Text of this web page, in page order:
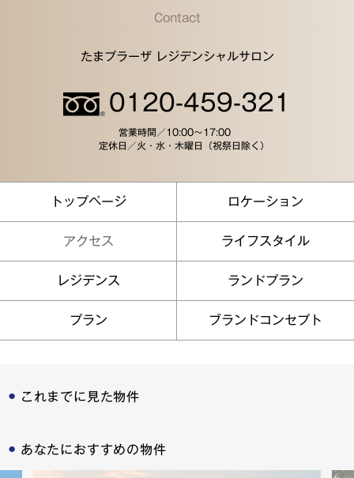
Contact
たまプラーザ レジデンシャルサロン
0120-459-321
営業時間／10:00～17:00
定休日／火・水・木曜日（祝祭日除く）
トップページ ロケーション
アクセス ライフスタイル
レジデンス ランドプラン
プラン ブランドコンセプト
これまでに見た物件
あなたにおすすめの物件